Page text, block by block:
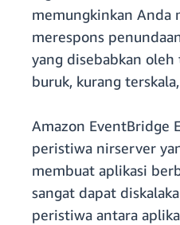
memungkinkan Anda
merespons
yang disebabkan
buruk, kurang
Amazon EventBridge
peristiwa nirserver
membuat aplikasi
sangat dapat
peristiwa antara